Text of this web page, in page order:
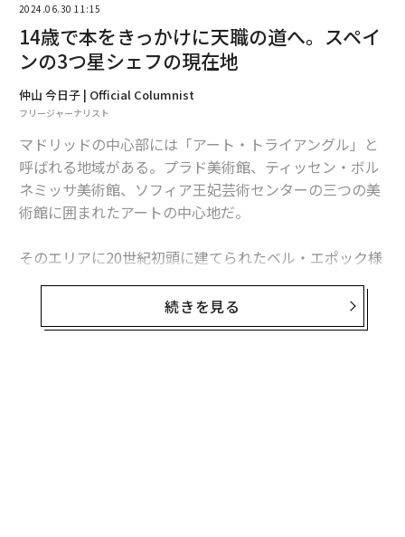
2024.06.30 11:15
14歳で本をきっかけに天職の道へ。スペイ
ンの3つ星シェフの現在地
仲山 今日子 | Official Columnist
フリージャーナリスト
マドリッドの中心部には「アート・トライアングル」と
呼ばれる地域がある。プラド美術館、ティッセン・ボル
ネミッサ美術館、ソフィア王妃芸術センターの三つの美
術館に囲まれたアートの中心地だ。
そのエリアに20世紀初頭に建てられたベル・エポック様
て、2021年、「マンダリン オリエンタル リッツ マドリ
ッド」に生まれ変わった。もともとの優雅さを活かしつ
続きを見る